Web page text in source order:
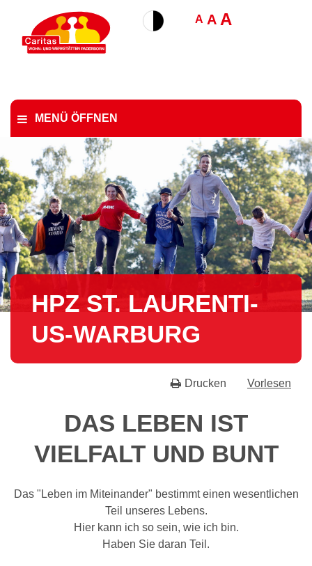
A A A
MENÜ ÖFFNEN
HPZ ST. LAU­REN­TI­
US-WAR­BURG
Vorlesen
Drucken
DAS LEBEN IST
VIELFALT UND BUNT
Das "Leben im Miteinander" bestimmt einen wesentlichen
Teil unseres Lebens.
Hier kann ich so sein, wie ich bin.
Haben Sie daran Teil.